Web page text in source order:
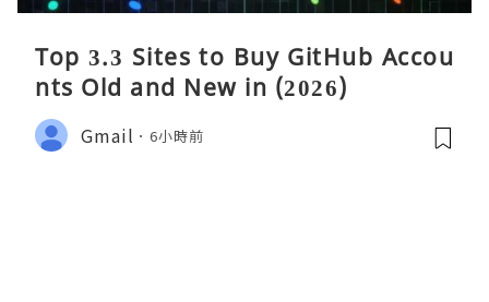
Top 3.3 Sites to Buy GitHub Accou
nts Old and New in (2026)
Gmail 6小時前